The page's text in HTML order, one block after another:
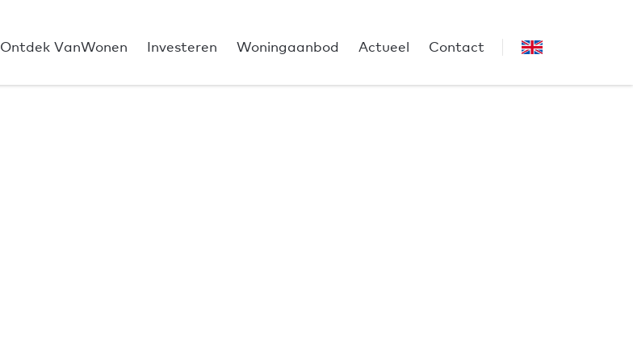
Ontdek VanWonen Investeren Woningaanbod Actueel Contact